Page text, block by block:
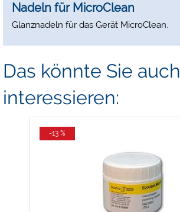
Nadeln für MicroClean
Glanznadeln für das Gerät MicroClean.
Das könnte Sie auch
interessieren:
-13 %